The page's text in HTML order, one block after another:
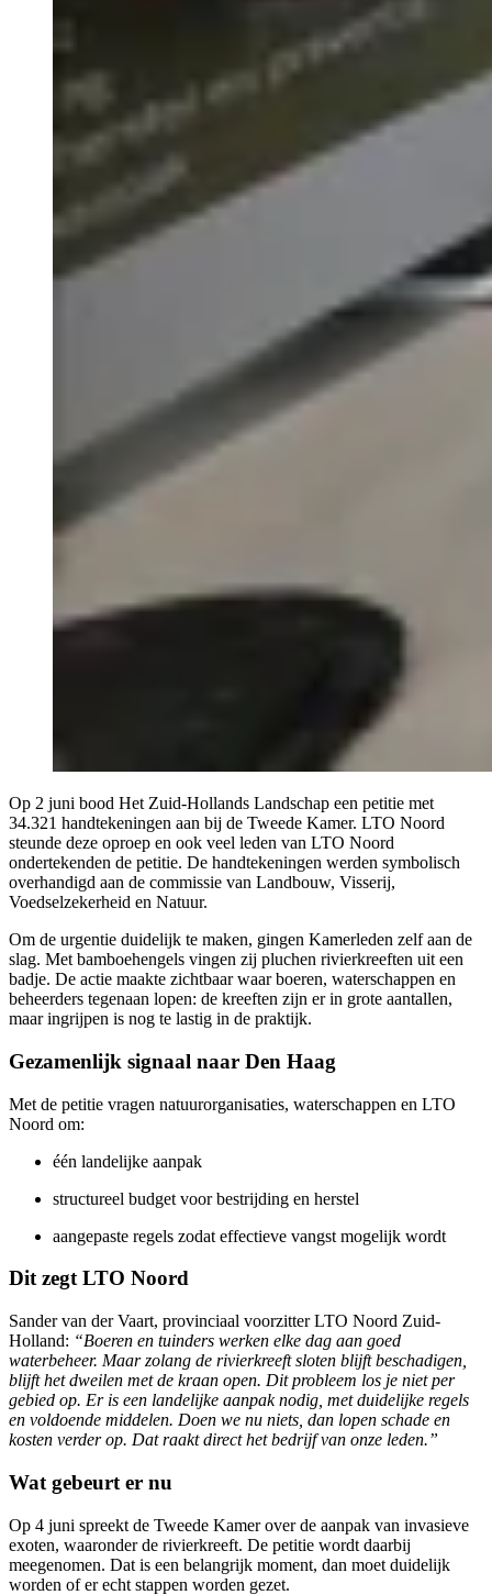
Op 2 juni bood Het Zuid-Hollands Landschap een petitie met
34.321 handtekeningen aan bij de Tweede Kamer. LTO Noord
steunde deze oproep en ook veel leden van LTO Noord
ondertekenden de petitie. De handtekeningen werden symbolisch
overhandigd aan de commissie van Landbouw, Visserij,
Voedselzekerheid en Natuur.
Om de urgentie duidelijk te maken, gingen Kamerleden zelf aan de
slag. Met bamboehengels vingen zij pluchen rivierkreeften uit een
badje. De actie maakte zichtbaar waar boeren, waterschappen en
beheerders tegenaan lopen: de kreeften zijn er in grote aantallen,
maar ingrijpen is nog te lastig in de praktijk.
Gezamenlijk signaal naar Den Haag
Met de petitie vragen natuurorganisaties, waterschappen en LTO
Noord om:
één landelijke aanpak
structureel budget voor bestrijding en herstel
aangepaste regels zodat effectieve vangst mogelijk wordt
Dit zegt LTO Noord
Sander van der Vaart, provinciaal voorzitter LTO Noord Zuid-
Holland: “Boeren en tuinders werken elke dag aan goed
waterbeheer. Maar zolang de rivierkreeft sloten blijft beschadigen,
blijft het dweilen met de kraan open. Dit probleem los je niet per
gebied op. Er is een landelijke aanpak nodig, met duidelijke regels
en voldoende middelen. Doen we nu niets, dan lopen schade en
kosten verder op. Dat raakt direct het bedrijf van onze leden.”
Wat gebeurt er nu
Op 4 juni spreekt de Tweede Kamer over de aanpak van invasieve
exoten, waaronder de rivierkreeft. De petitie wordt daarbij
meegenomen. Dat is een belangrijk moment, dan moet duidelijk
worden of er echt stappen worden gezet.